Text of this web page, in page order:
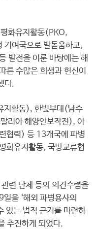
화유지활동(PKO,
여국으로 발돋움하고,
발전을 이룬 바탕에는 해
른 수많은 희생과 헌신이
다.
지활동), 한빛부대(남수
리아 해양안보작전), 아
협력) 등 13개국에 파병
화유지활동, 국방교류협
련 단체 등의 의견수렴을
을 ‘해외 파병용사의
있는 법적 근거를 마련하
추진하게 되었다.